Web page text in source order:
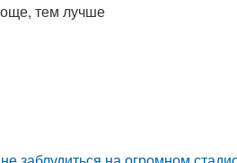
тем лучше